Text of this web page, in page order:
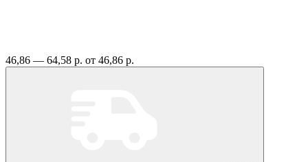
46,86 — 64,58 р. от 46,86 р.